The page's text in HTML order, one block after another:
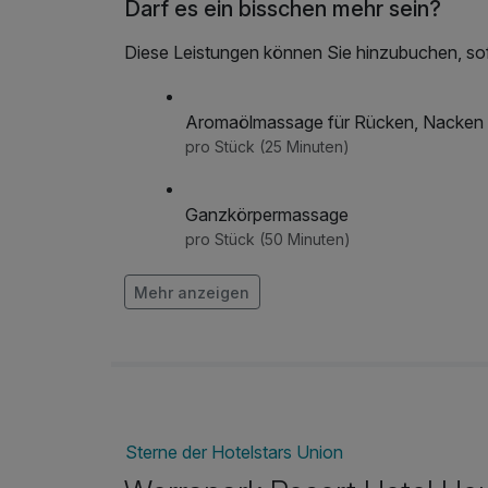
Darf es ein bisschen mehr sein?
Diese Leistungen können Sie hinzubuchen,
Aromaölmassage für Rücken,
pro Stück (25 Minuten)
Ganzkörpermassage
pro Stück (50 Minuten)
Kräuterheupackung für den Rücken
Thüringer Waldwellness für den
pro Stück (50 Minuten)
Mehr anzeigen
Sterne der Hotelstars Union